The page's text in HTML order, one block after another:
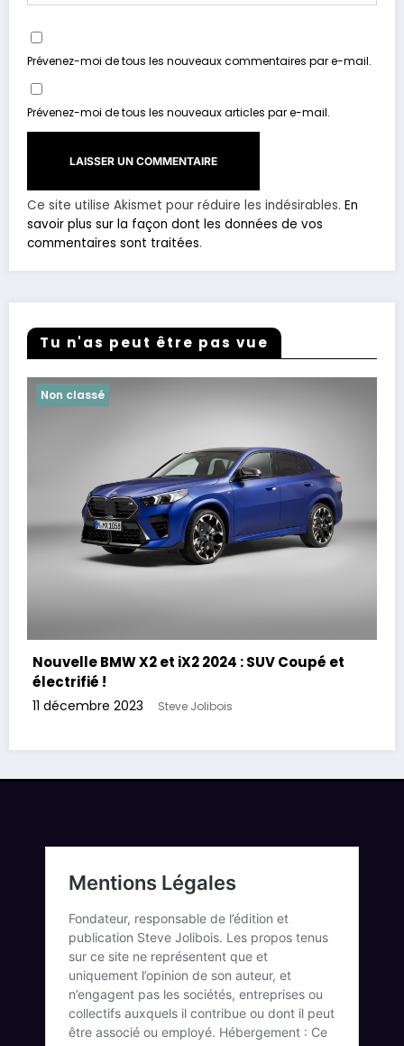
Prévenez-moi de tous les nouveaux commentaires par e-mail.
Prévenez-moi de tous les nouveaux articles par e-mail.
Ce site utilise Akismet pour réduire les indésirables. En
savoir plus sur la façon dont les données de vos
commentaires sont traitées.
Tu n'as peut être pas vue
Non classé
Nouvelle BMW X2 et iX2 2024 : SUV Coupé et
électrifié !
11 décembre 2023 Steve Jolibois